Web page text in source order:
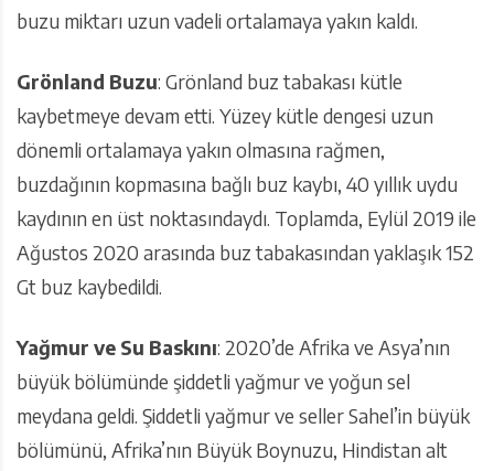
buzu miktarı uzun vadeli ortalamaya yakın kaldı.
Grönland Buzu: Grönland buz tabakası kütle
kaybetmeye devam etti. Yüzey kütle dengesi uzun
dönemli ortalamaya yakın olmasına rağmen,
buzdağının kopmasına bağlı buz kaybı, 40 yıllık uydu
kaydının en üst noktasındaydı. Toplamda, Eylül 2019 ile
Ağustos 2020 arasında buz tabakasından yaklaşık 152
Gt buz kaybedildi.
Yağmur ve Su Baskını: 2020’de Afrika ve Asya’nın
büyük bölümünde şiddetli yağmur ve yoğun sel
meydana geldi. Şiddetli yağmur ve seller Sahel’in büyük
bölümünü, Afrika’nın Büyük Boynuzu, Hindistan alt